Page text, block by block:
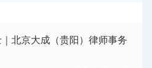
｜北京大成（贵阳）律师事务